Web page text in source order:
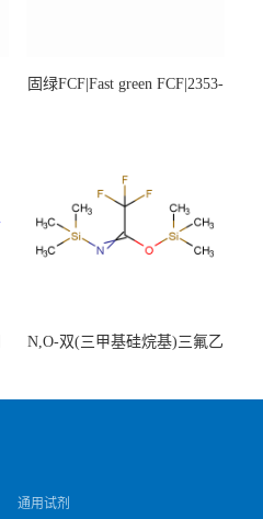
固绿FCF|Fast green FCF|2353-
N,O-双(三甲基硅烷基)三氟乙
通用试剂